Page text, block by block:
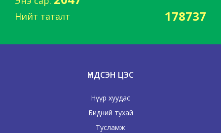
Нийт таталт 178737
ҮНДСЭН ЦЭС
Нүүр хуудас
Бидний тухай
Тусламж